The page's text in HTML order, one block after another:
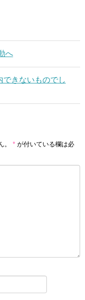
へ
できないものでし
* が付いている欄は必